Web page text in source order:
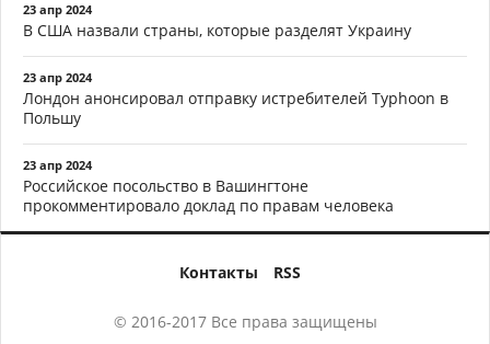
23 апр 2024
В США назвали страны, которые разделят Украину
23 апр 2024
Лондон анонсировал отправку истребителей Typhoon в
Польшу
23 апр 2024
Российское посольство в Вашингтоне
прокомментировало доклад по правам человека
Контакты RSS
© 2016-2017 Все права защищены